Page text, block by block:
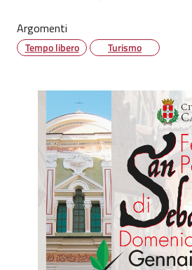
Argomenti
Tempo libero Turismo